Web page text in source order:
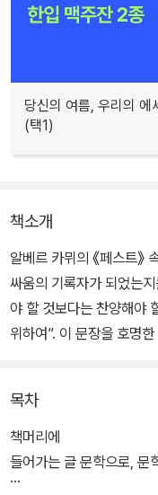
당신의 여름, 우리의
(택1)
책소개
알베르 카뮈의 《페스트
싸움의 기록자가 되었는
야 할 것보다는 찬양해야
위하여”. 이 문장을 호명
여” 기록했을까.
당대의 가장 치밀한 목소
은 취재 수첩에 꼼꼼히 남
목차
책머리에
들어가는 글 문학으로, 문